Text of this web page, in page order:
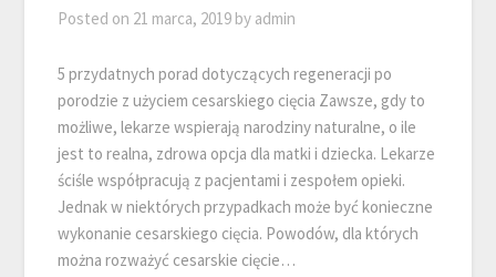
Posted on 21 marca, 2019 by admin
5 przydatnych porad dotyczących regeneracji po
porodzie z użyciem cesarskiego cięcia Zawsze, gdy to
możliwe, lekarze wspierają narodziny naturalne, o ile
jest to realna, zdrowa opcja dla matki i dziecka. Lekarze
ściśle współpracują z pacjentami i zespołem opieki.
Jednak w niektórych przypadkach może być konieczne
wykonanie cesarskiego cięcia. Powodów, dla których
można rozważyć cesarskie cięcie…